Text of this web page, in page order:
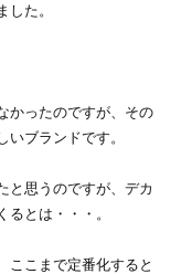
た。
かったのですが、その
ブランドです。
と思うのですが、デカ
とは・・・。
ここまで定番化すると